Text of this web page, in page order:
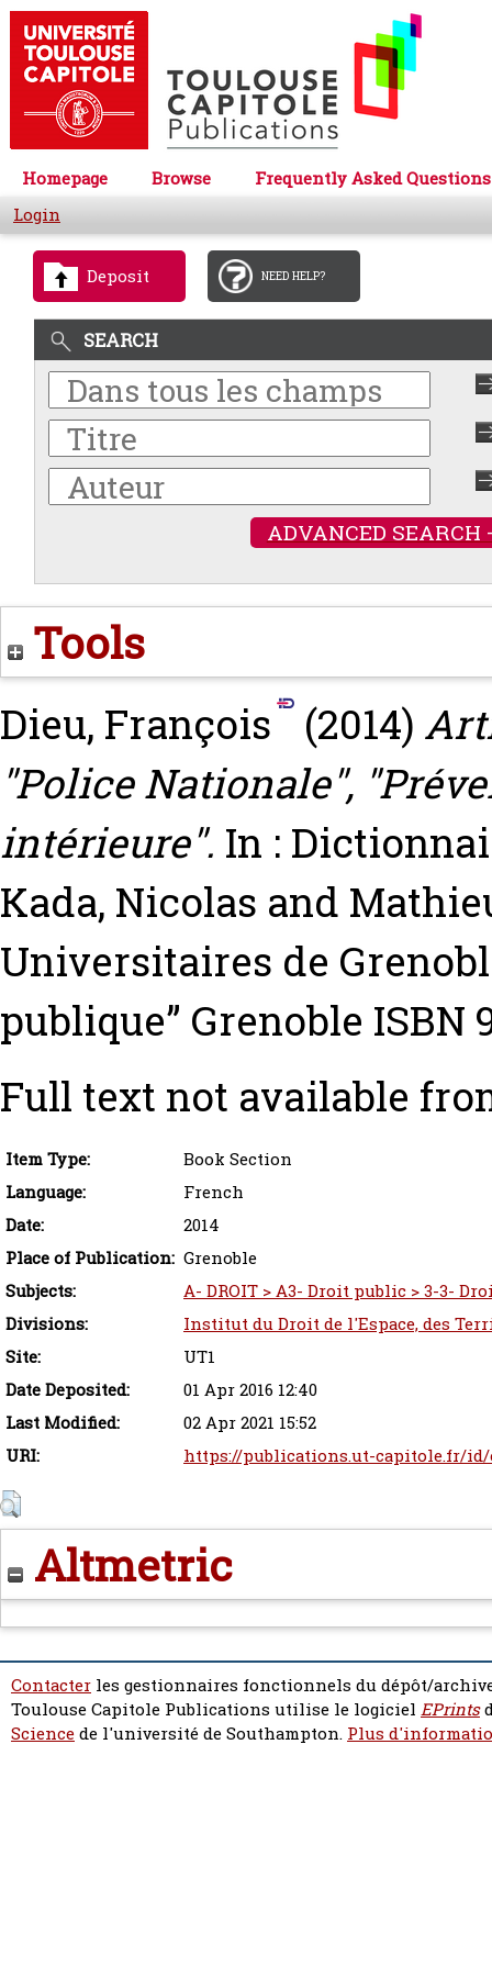
Homepage Browse
Frequently Asked Questions
Login
Deposit NEED HELP?
SEARCH
ADVANCED SEARCH
Tools
Dieu, François (2014)
"Police Nationale",
intérieure". In :
Kada, Nicolas and
Universitaires de
publique” Grenoble ISBN
Full text not available
Item Type:
Book Section
Language:
French
Date:
2014
Place of Publication: Grenoble
Subjects:
A- DROIT > A3- Droit public > 3-3-
Divisions:
Institut du Droit de l'Espace, des
Site:
UT1
Date Deposited:
01 Apr 2016 12:40
Last Modified:
02 Apr 2021 15:52
URI:
https://publications.ut-capitole.fr/
Altmetric
Contacter les gestionnaires fonctionnels du dépôt/
Toulouse Capitole Publications utilise le logiciel EPrints
Sciencede l'université de Southampton. Plus